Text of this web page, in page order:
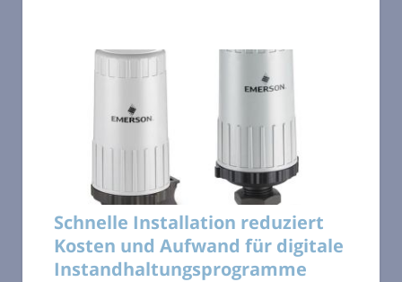
Schnelle Installation reduziert
Kosten und Aufwand für digitale
Instandhaltungsprogramme